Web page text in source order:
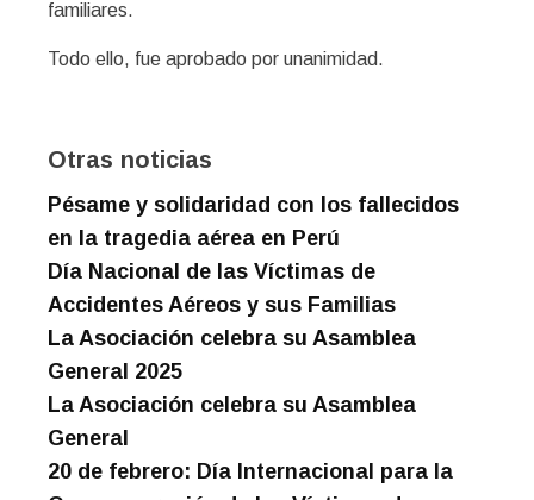
familiares.
Todo ello, fue aprobado por unanimidad.
Otras noticias
Pésame y solidaridad con los fallecidos
en la tragedia aérea en Perú
Día Nacional de las Víctimas de
Accidentes Aéreos y sus Familias
La Asociación celebra su Asamblea
General 2025
La Asociación celebra su Asamblea
General
20 de febrero: Día Internacional para la